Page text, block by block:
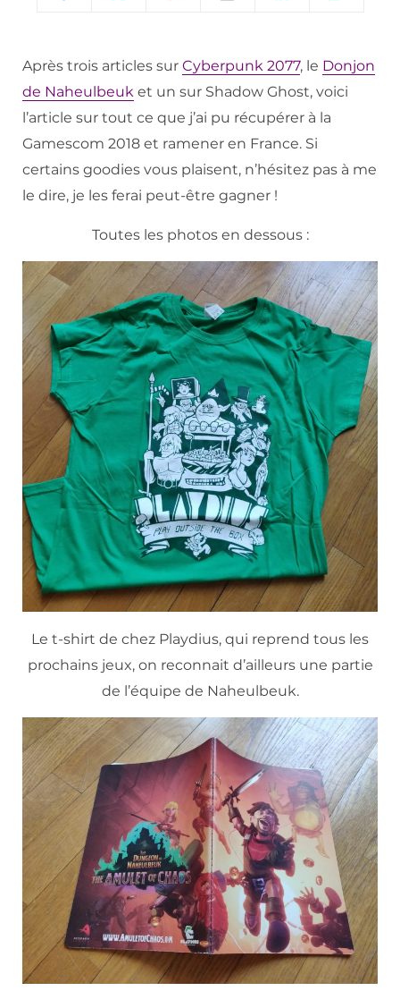
Après trois articles sur Cyberpunk 2077, le Donjon
de Naheulbeuk et un sur Shadow Ghost, voici
l’article sur tout ce que j’ai pu récupérer à la
Gamescom 2018 et ramener en France. Si
certains goodies vous plaisent, n’hésitez pas à me
le dire, je les ferai peut-être gagner !
Toutes les photos en dessous :
Le t-shirt de chez Playdius, qui reprend tous les
prochains jeux, on reconnait d’ailleurs une partie
de l’équipe de Naheulbeuk.